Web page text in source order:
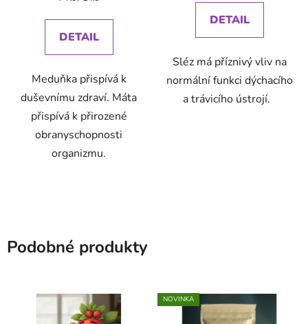
DETAIL
Meduňka přispívá k
duševnímu zdraví. Máta
přispívá k přirozené
obranyschopnosti
organizmu.
DETAIL
Sléz má příznivý vliv na
normální funkci dýchacího
a trávicího ústrojí.
Podobné produkty
NOVINKA